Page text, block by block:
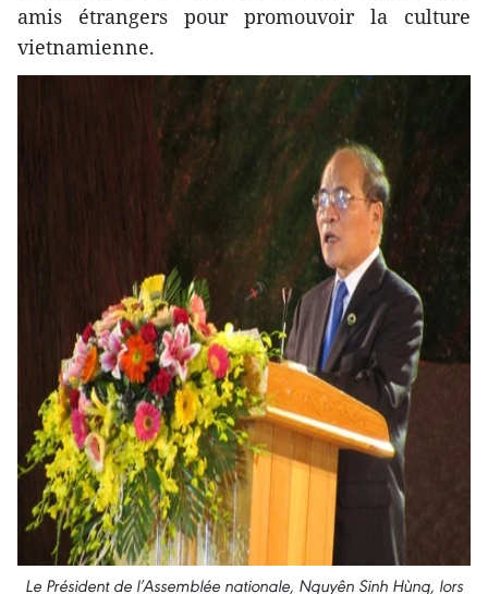
amis étrangers pour promouvoir la culture
vietnamienne.
Le Président de l’Assemblée nationale, Nguyên Sinh Hùng, lors